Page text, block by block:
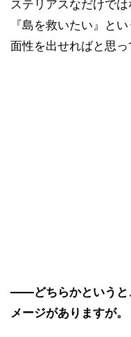
ステリアスなだけで
『島を救いたい』と
面性を出せればと思っ
――どちらかというと
メージがありますが。